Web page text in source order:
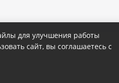
для улучшения работы
сайт, вы соглашаетесь с